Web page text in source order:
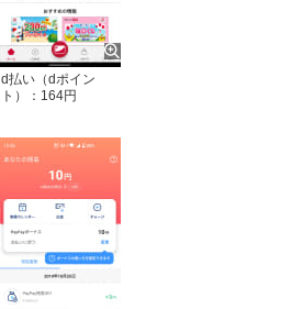
d払い（dポイン
ト）：164円